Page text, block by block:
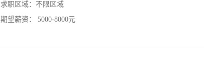
求职区域： 不限区域
期望薪资：
5000-8000元